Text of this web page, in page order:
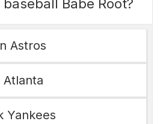
Babe Root?
Astros
Atlanta
Yankees